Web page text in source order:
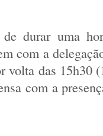
durar uma
com a
volta das 15h30
com a